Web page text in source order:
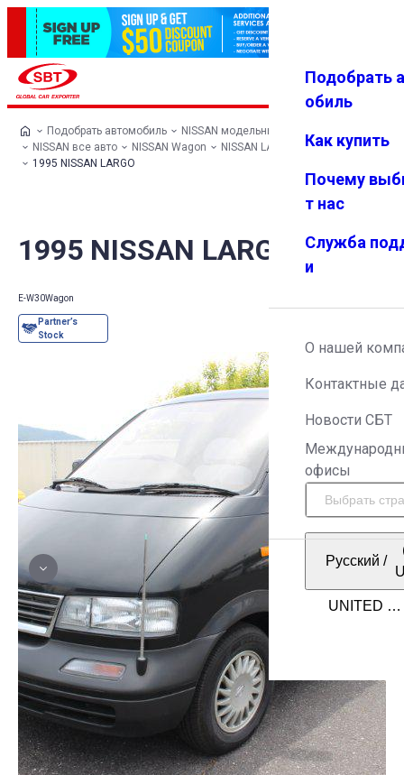
Избранн
Меню
Подобрать
обиль
Как купить
Почему
т нас
Служба
и
О нашей
Контактные
Новости СБТ
офисы
Русский /
Подобрать автомобиль
NISSAN модельный ряд
NISSAN все авто
NISSAN Wagon
NISSAN LARGO
1995 NISSAN LARGO
1995 NISSAN LARGO
E-W30Wagon